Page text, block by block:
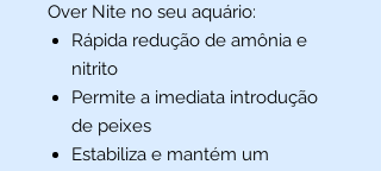
Over Nite no seu aquário:
Rápida redução de amônia e
nitrito
Permite a imediata introdução
de peixes
Estabiliza e mantém um